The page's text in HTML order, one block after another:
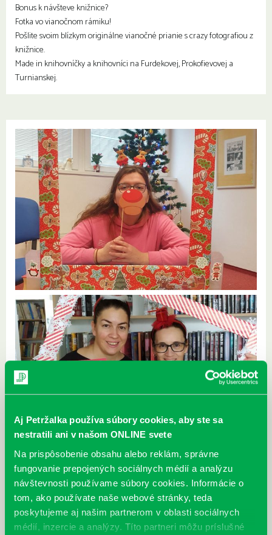
Aj Petržalka používa súbory cookies, aby ste sa
nestratili ani v našom ONLINE svete
Na prispôsobenie obsahu alebo reklám, správne
fungovanie prepojených sociálnych médií a analýzu
návštevnosti používame súbory cookies. Informácie o
tom, ako používate naše webové stránky, teda
poskytujeme aj našim partnerom v oblasti sociálnych
médií, inzercie a analýzy. Títo partneri môžu príslušné
Bonus k návšteve knižnice?
Fotka vo vianočnom rámiku!
Pošlite svoim blízkym originálne vianočné prianie s crazy fotografiou z
knižnice.
Made in knihovníčky a knihovníci na Furdekovej, Prokofievovej a
Turnianskej.